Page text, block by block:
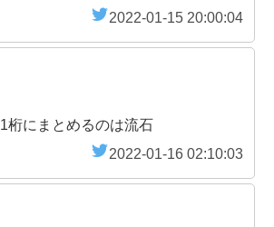
2022-01-15 20:00:04
桁にまとめるのは流石
2022-01-16 02:10:03